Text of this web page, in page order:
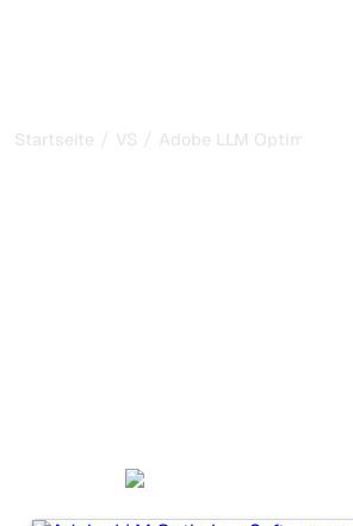
Startseite / VS / Adobe LLM Optimizer